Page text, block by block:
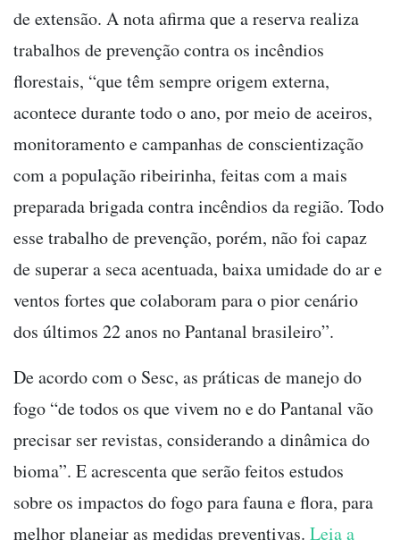
de extensão. A nota afirma que a reserva realiza
trabalhos de prevenção contra os incêndios
florestais, “que têm sempre origem externa,
acontece durante todo o ano, por meio de aceiros,
monitoramento e campanhas de conscientização
com a população ribeirinha, feitas com a mais
preparada brigada contra incêndios da região. Todo
esse trabalho de prevenção, porém, não foi capaz
de superar a seca acentuada, baixa umidade do ar e
ventos fortes que colaboram para o pior cenário
dos últimos 22 anos no Pantanal brasileiro”.
De acordo com o Sesc, as práticas de manejo do
fogo “de todos os que vivem no e do Pantanal vão
precisar ser revistas, considerando a dinâmica do
bioma”. E acrescenta que serão feitos estudos
sobre os impactos do fogo para fauna e flora, para
melhor planejar as medidas preventivas. Leia a